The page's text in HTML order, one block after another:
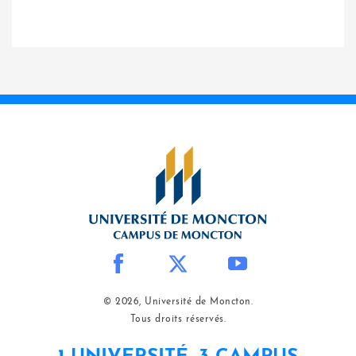
© 2026, Université de Moncton.
Tous droits réservés.